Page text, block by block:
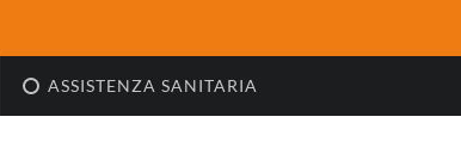
ASSISTENZA SANITARIA